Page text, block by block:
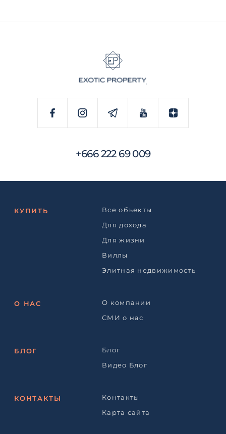
+666 222 69 009
КУПИТЬ
Все объекты
Для дохода
Для жизни
Виллы
Элитная недвижимость
О НАС
О компании
СМИ о нас
БЛОГ
Блог
Видео Блог
КОНТАКТЫ
Контакты
Карта сайта